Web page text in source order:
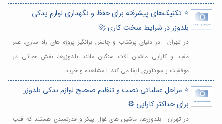
⭐️ تکنیک‌های پیشرفته برای حفظ و نگهداری لوازم یدکی
بلدوزر در شرایط سخت کاری 🚀
در تهران - در دنیای پرشتاب و چالش برانگیز پروژه های راه سازی، عمر
مفید و کارایی ماشین آلات سنگین مانند بلدوزرها، نقش حیاتی در
موفقیت و سودآوری ایفا می کند. | مشاهده و خرید
⭐️ مراحل عملیاتی نصب و تنظیم صحیح لوازم یدکی بلدوزر
برای حداکثر کارایی ⚙️
در تهران - بلدوزرها، ماشین های غول پیکر و قدرتمندی هستند که قلب